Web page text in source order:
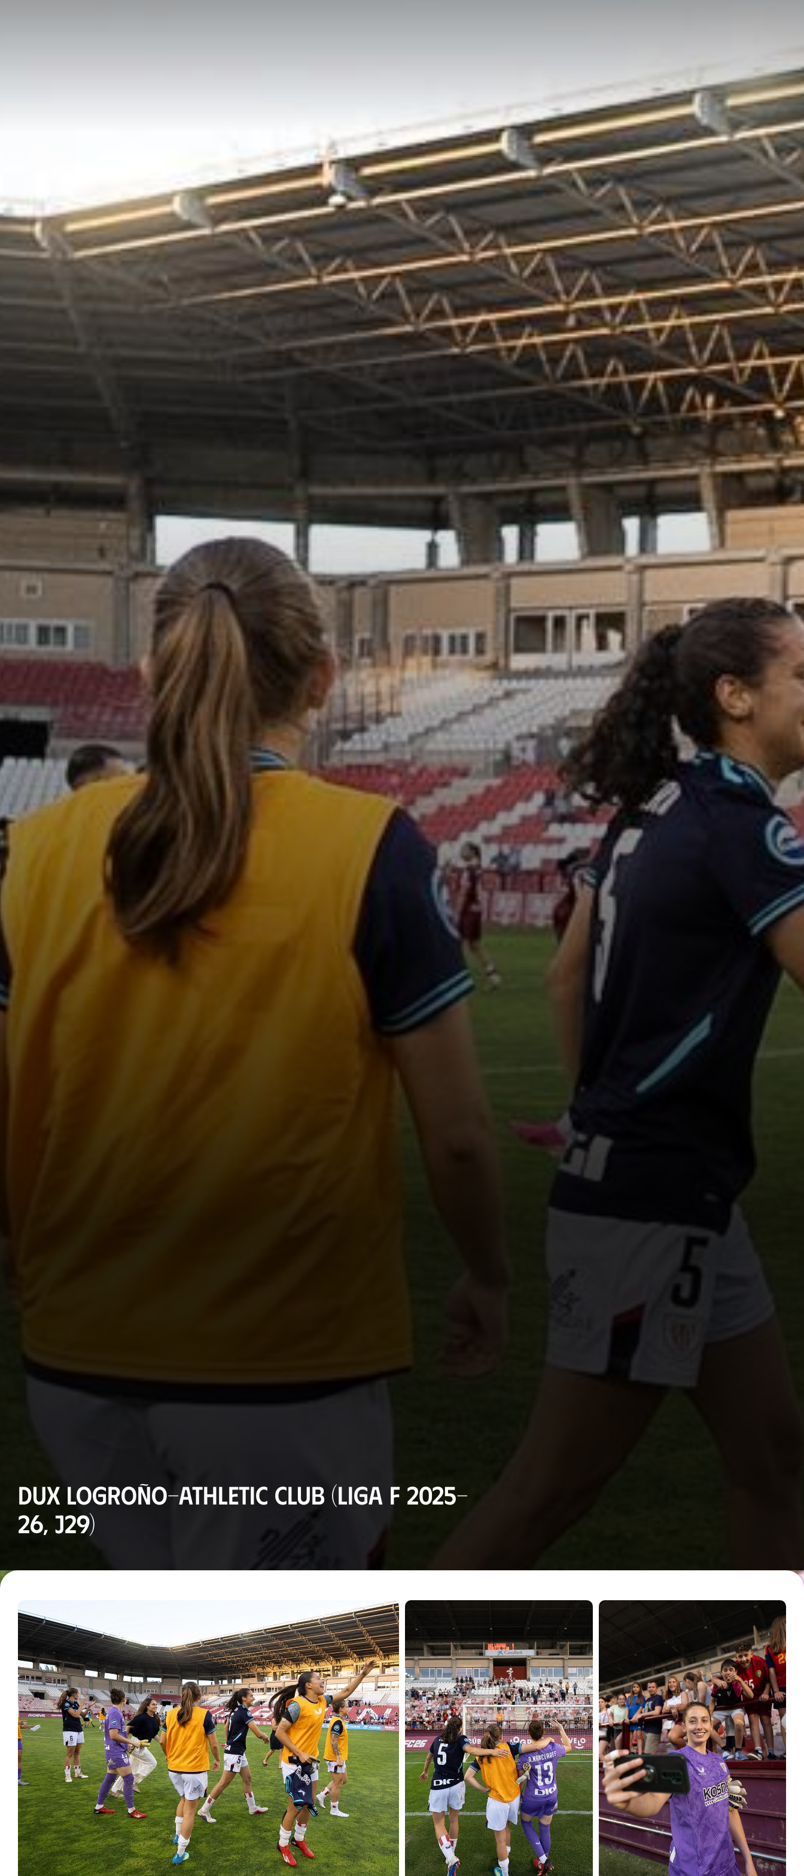
DUX Logroño-Athletic Club (Liga F 2025-
26, J29)